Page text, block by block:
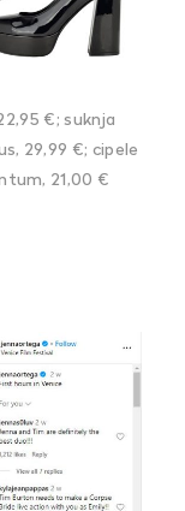
€; suknja
29,99 €; cipele
21,00 €